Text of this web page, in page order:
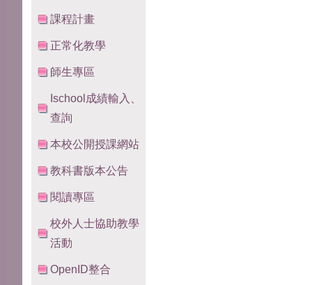
課程計畫
正常化教學
師生專區
Ischool成績輸入、
查詢
本校公開授課網站
教科書版本公告
閱讀專區
校外人士協助教學
活動
OpenID整合